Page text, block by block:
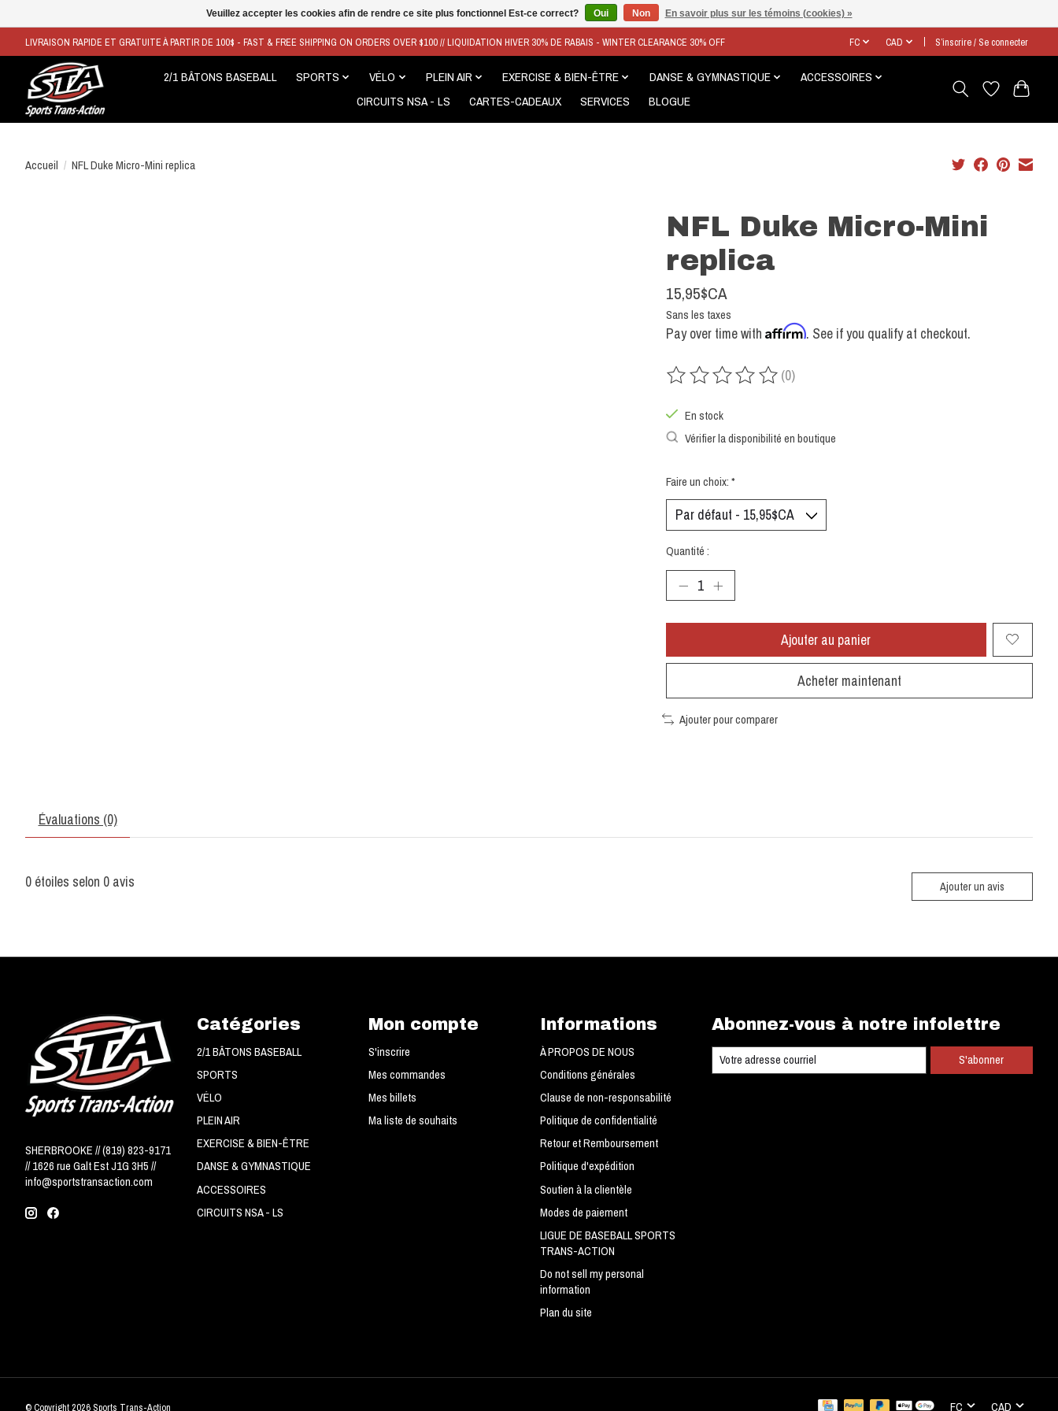
LIVRAISON RAPIDE ET GRATUITE À PARTIR DE 100$ - FAST & FREE SHIPPING ON ORDERS OVER $100 // LIQUIDATION HIVER 30% DE RABAIS - WINTER CLEARANCE 30% OFF FC CAD S’inscrire / Se connecter
2/1 BÂTONS BASEBALL SPORTS VÉLO PLEIN AIR EXERCISE & BIEN-ÊTRE DANSE & GYMNASTIQUE
ACCESSOIRES
CIRCUITS NSA - LS
CARTES-CADEAUX SERVICES BLOGUE
Accueil / NFL Duke Micro-Mini replica
NFL Duke Micro-Mini
replica
15,95$CA
Sans les taxes
Pay over time with Affirm. See if you qualify at checkout.
Ce produit est évalué à0
(0)
En stock
Vérifier la disponibilité en boutique
Faire un choix: *
Quantité :
Ajouter au panier
Acheter maintenant
Ajouter pour comparer
Évaluations (0)
0 étoiles selon 0 avis Ajouter un avis
SHERBROOKE // (819) 823-9171
// 1626 rue Galt Est J1G 3H5 //
info@sportstransaction.com
Catégories
2/1 BÂTONS BASEBALL
SPORTS
VÉLO
PLEIN AIR
EXERCISE & BIEN-ÊTRE
DANSE & GYMNASTIQUE
ACCESSOIRES
CIRCUITS NSA - LS
Mon compte
S'inscrire
Mes commandes
Mes billets
Ma liste de souhaits
Informations
À PROPOS DE NOUS
Conditions générales
Clause de non-responsabilité
Politique de confidentialité
Retour et Remboursement
Politique d'expédition
Soutien à la clientèle
Modes de paiement
LIGUE DE BASEBALL SPORTS
TRANS-ACTION
Do not sell my personal
information
Plan du site
Abonnez-vous à notre infolettre
S'abonner
© Copyright 2026 Sports Trans-Action FC CAD
Veuillez accepter les cookies afin de rendre ce site plus fonctionnel Est-ce correct? Oui Non En savoir plus sur les témoins (cookies) »